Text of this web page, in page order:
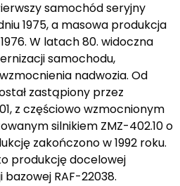
samochód seryjny
1975, a masowa produkcja
W latach 80. widoczna
samochodu,
nadwozia. Od
zastąpiony przez
z częściowo wzmocnionym
silnikiem ZMZ-402.10 o
zakończono w 1992 roku.
produkcję docelowej
RAF-22038.